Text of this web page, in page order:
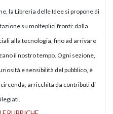
la Libreria delle Idee si propone di
su molteplici fronti: dalla
alla tecnologia, fino ad arrivare
il nostro tempo. Ogni sezione,
e sensibilità del pubblico, è
arricchita da contributi di